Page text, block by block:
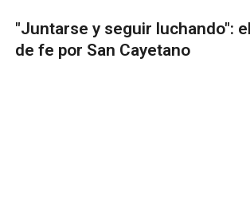
"Juntarse y seguir luchando":
de fe por San Cayetano